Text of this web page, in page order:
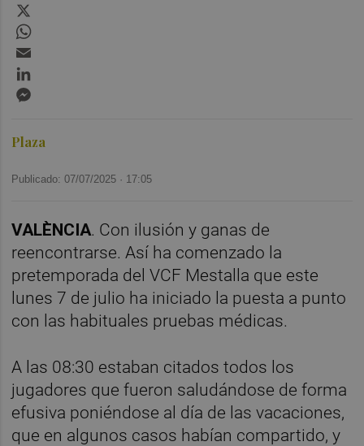
Plaza
Publicado: 07/07/2025 · 17:05
VALÈNCIA. Con ilusión y ganas de
reencontrarse. Así ha comenzado la
pretemporada del VCF Mestalla que este
lunes 7 de julio ha iniciado la puesta a punto
con las habituales pruebas médicas.
A las 08:30 estaban citados todos los
jugadores que fueron saludándose de forma
efusiva poniéndose al día de las vacaciones,
que en algunos casos habían compartido, y